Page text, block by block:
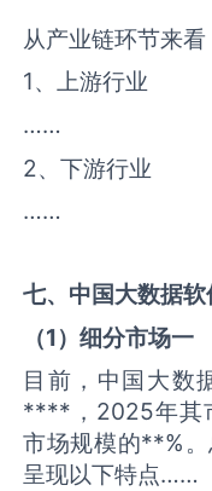
从产业链环节来看
1、上游行业
……
2、下游行业
……
七、中国大数据软
（1）细分市场一
目前，中国大数
****，2025年其
市场规模的**%
呈现以下特点……